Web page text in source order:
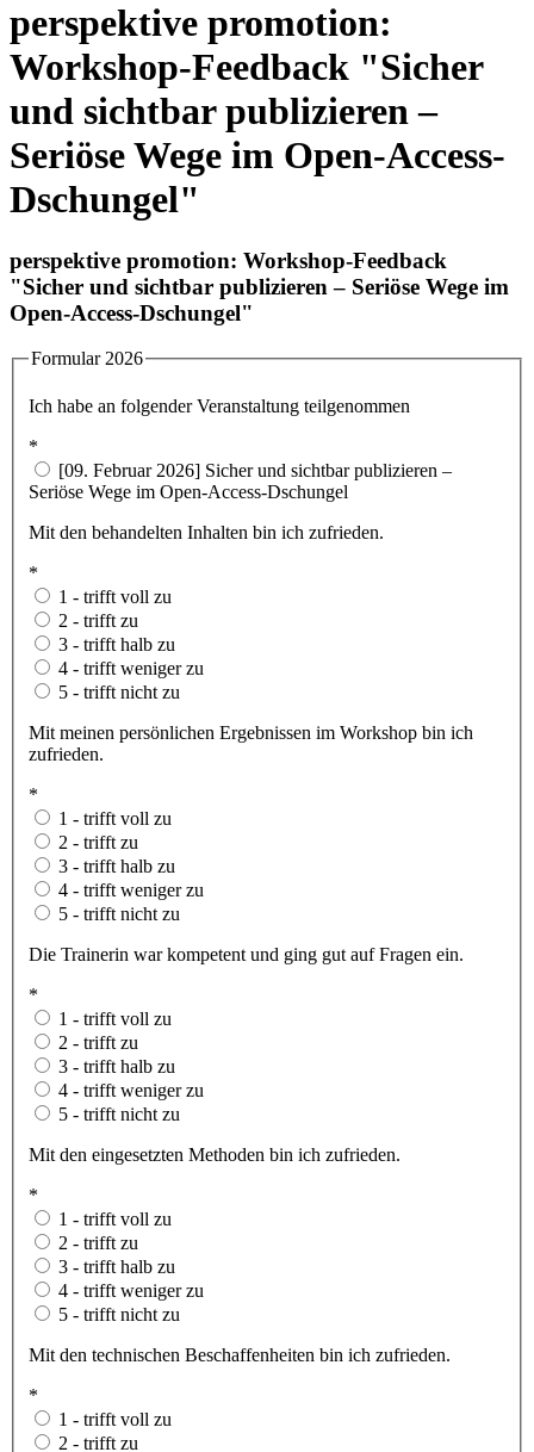
perspektive promotion:
Workshop-Feedback "Sicher
und sichtbar publizieren –
Seriöse Wege im Open-Access-
Dschungel"
perspektive promotion: Workshop-Feedback
"Sicher und sichtbar publizieren – Seriöse Wege im
Open-Access-Dschungel"
Formular 2026
Ich habe an folgender Veranstaltung teilgenommen
*
Seriöse Wege im Open-Access-Dschungel
Mit den behandelten Inhalten bin ich zufrieden.
*
1 - trifft voll zu
2 - trifft zu
3 - trifft halb zu
4 - trifft weniger zu
5 - trifft nicht zu
Mit meinen persönlichen Ergebnissen im Workshop bin ich
zufrieden.
*
1 - trifft voll zu
2 - trifft zu
3 - trifft halb zu
4 - trifft weniger zu
5 - trifft nicht zu
Die Trainerin war kompetent und ging gut auf Fragen ein.
*
1 - trifft voll zu
2 - trifft zu
3 - trifft halb zu
4 - trifft weniger zu
5 - trifft nicht zu
Mit den eingesetzten Methoden bin ich zufrieden.
*
1 - trifft voll zu
2 - trifft zu
3 - trifft halb zu
4 - trifft weniger zu
5 - trifft nicht zu
Mit den technischen Beschaffenheiten bin ich zufrieden.
*
1 - trifft voll zu
2 - trifft zu